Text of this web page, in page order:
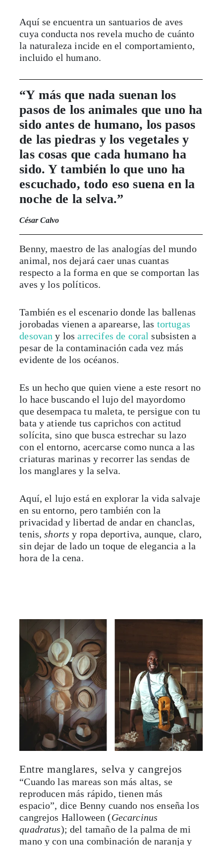
Aquí se encuentra un santuarios de aves
cuya conducta nos revela mucho de cuánto
la naturaleza incide en el comportamiento,
incluido el humano.
“Y más que nada suenan los
pasos de los animales que uno ha
sido antes de humano, los pasos
de las piedras y los vegetales y
las cosas que cada humano ha
sido. Y también lo que uno ha
escuchado, todo eso suena en la
noche de la selva.”
César Calvo
Benny, maestro de las analogías del mundo
animal, nos dejará caer unas cuantas
respecto a la forma en que se comportan las
aves y los políticos.
También es el escenario donde las ballenas
jorobadas vienen a aparearse, las tortugas
desovan y losarrecifes de coral subsisten a
pesar de la contaminación cada vez más
evidente de los océanos.
Es un hecho que quien viene a este resort no
lo hace buscando el lujo del mayordomo
que desempaca tu maleta, te persigue con tu
bata y atiende tus caprichos con actitud
solícita, sino que busca estrechar su lazo
con el entorno, acercarse como nunca a las
criaturas marinas y recorrer las sendas de
los manglares y la selva.
Aquí, el lujo está en explorar la vida salvaje
en su entorno, pero también con la
privacidad y libertad de andar en chanclas,
tenis,shorts y ropa deportiva, aunque, claro,
sin dejar de lado un toque de elegancia a la
hora de la cena.
Entre manglares, selva y cangrejos
“Cuando las mareas son más altas, se
reproducen más rápido, tienen más
espacio”, dice Benny cuando nos enseña los
cangrejos Halloween (Gecarcinus
quadratus); del tamaño de la palma de mi
mano y con una combinación de naranja y